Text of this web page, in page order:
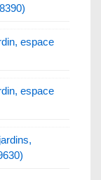
espace
espace